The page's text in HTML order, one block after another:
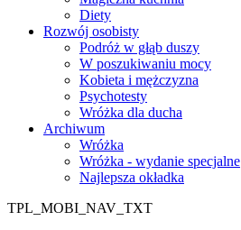
Diety
Rozwój osobisty
Podróż w głąb duszy
W poszukiwaniu mocy
Kobieta i mężczyzna
Psychotesty
Wróżka dla ducha
Archiwum
Wróżka
Wróżka - wydanie specjalne
Najlepsza okładka
TPL_MOBI_NAV_TXT